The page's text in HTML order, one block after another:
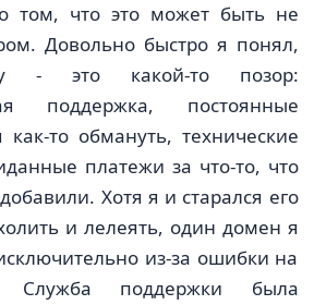
том, что это может быть не
Довольно быстро я понял,
- это какой-то позор:
поддержка, постоянные
то обмануть, технические
платежи за что-то, что
Хотя я и старался его
и лелеять, один домен я
из-за ошибки на
Служба поддержки была